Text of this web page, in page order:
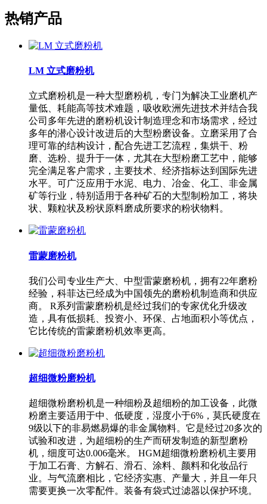
热销产品
LM 立式磨粉机
立式磨粉机是一种大型磨粉机，专门为解决工业磨机产
量低、耗能高等技术难题，吸收欧洲先进技术并结合我
公司多年先进的磨粉机设计制造理念和市场需求，经过
多年的潜心设计改进后的大型粉磨设备。立磨采用了合
理可靠的结构设计，配合先进工艺流程，集烘干、粉
磨、选粉、提升于一体，尤其在大型粉磨工艺中，能够
完全满足客户需求，主要技术、经济指标达到国际先进
水平。可广泛应用于水泥、电力、冶金、化工、非金属
矿等行业，特别适用于各种矿石的大型制粉加工，将块
状、颗粒状及粉状原料磨成所要求的粉状物料。
雷蒙磨粉机
我们公司专业生产大、中型雷蒙磨粉机，拥有22年磨粉
经验，科菲达已经成为中国领先的磨粉机制造商和供应
商。 R系列雷蒙磨粉机是经过我们的专家优化升级改
造，具有低损耗、投资小、环保、占地面积小等优点，
它比传统的雷蒙磨粉机效率更高。
超细微粉磨粉机
超细微粉磨粉机是一种细粉及超细粉的加工设备，此微
粉磨主要适用于中、低硬度，湿度小于6%，莫氏硬度在
9级以下的非易燃易爆的非金属物料。它是经过20多次的
试验和改进，为超细粉的生产而研发制造的新型磨粉
机，细度可达0.006毫米。 HGM超细微粉磨粉机主要用
于加工石膏、方解石、滑石、涂料、颜料和化妆品行
业。与气流磨相比，它经济实惠、产量大，并且一年只
需要更换一次零配件。装备有袋式过滤器以保护环境。